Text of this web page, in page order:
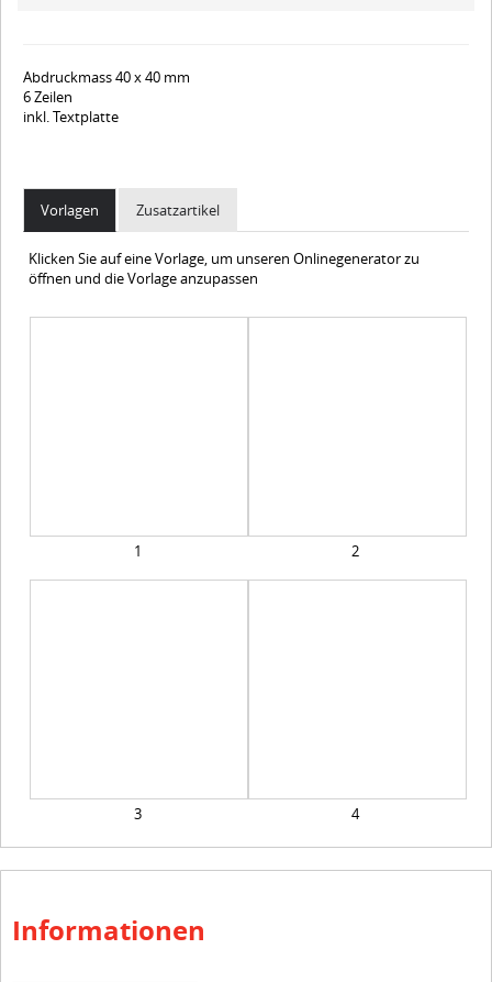
Abdruckmass 40 x 40 mm
6 Zeilen
inkl. Textplatte
Vorlagen Zusatzartikel
Klicken Sie auf eine Vorlage, um unseren Onlinegenerator zu
öffnen und die Vorlage anzupassen
1 2
3 4
Informationen